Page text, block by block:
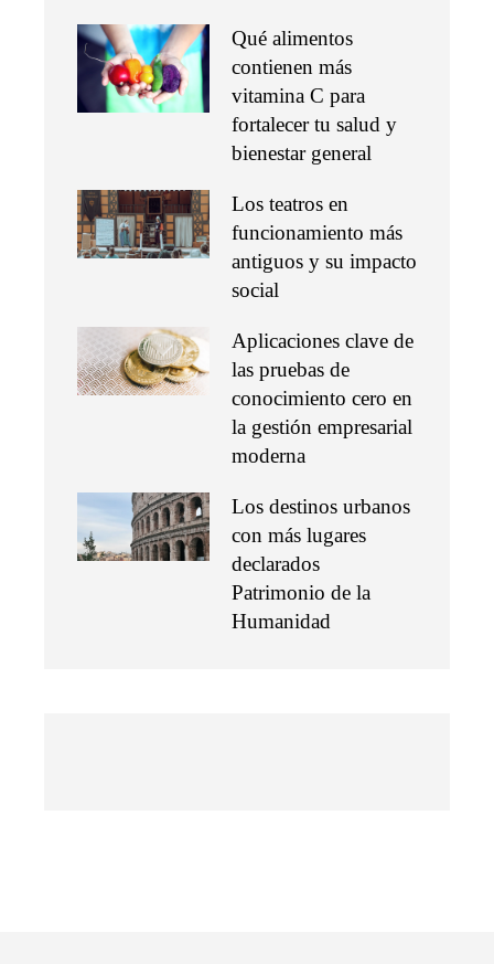
Qué alimentos
contienen más
vitamina C para
fortalecer tu salud y
bienestar general
Los teatros en
funcionamiento más
antiguos y su impacto
social
Aplicaciones clave de
las pruebas de
conocimiento cero en
la gestión empresarial
moderna
Los destinos urbanos
con más lugares
declarados
Patrimonio de la
Humanidad